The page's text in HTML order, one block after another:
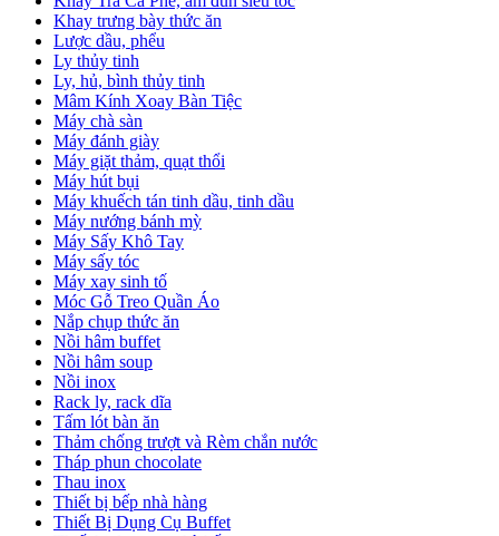
Khay trưng bày thức ăn
Lược dầu, phểu
Ly thủy tinh
Ly, hủ, bình thủy tinh
Mâm Kính Xoay Bàn Tiệc
Máy chà sàn
Máy đánh giày
Máy giặt thảm, quạt thổi
Máy hút bụi
Máy khuếch tán tinh dầu, tinh dầu
Máy nướng bánh mỳ
Máy Sấy Khô Tay
Máy sấy tóc
Máy xay sinh tố
Móc Gỗ Treo Quần Áo
Nắp chụp thức ăn
Nồi hâm buffet
Nồi hâm soup
Nồi inox
Rack ly, rack dĩa
Tấm lót bàn ăn
Thảm chống trượt và Rèm chắn nước
Tháp phun chocolate
Thau inox
Thiết bị bếp nhà hàng
Thiết Bị Dụng Cụ Buffet